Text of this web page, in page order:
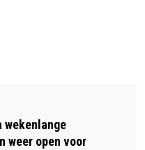
EINDE AAN
MONDAY
‘DEPRI-
wekenlange
weer open voor